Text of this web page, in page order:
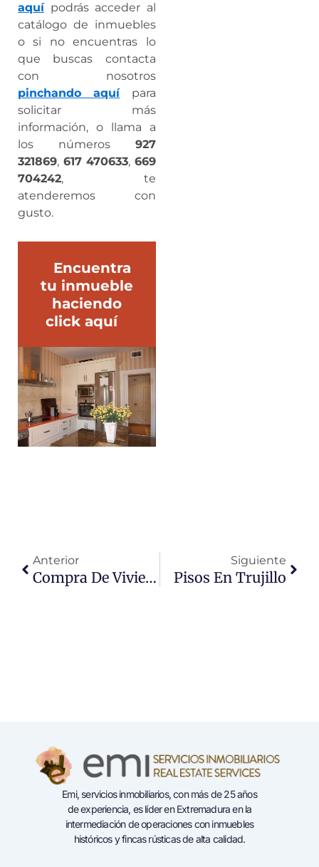
aquípodrás acceder al
catálogo de inmuebles
o si no encuentras lo
que buscas contacta
con nosotros
pinchando aquípara
solicitar más
información, o llama a
los números 927
321869, 617 470633, 669
704242, te
atenderemos con
gusto.
Encuentra
tu inmueble
haciendo
click aquí
Anterior
Compra De Viviendas En Trujillo
Siguiente
Pisos En Trujillo
Emi, servicios inmobiliarios, con más de 25 años
de experiencia, es líder en Extremadura en la
intermediación de operaciones con inmuebles
históricos y fincas rústicas de alta calidad.